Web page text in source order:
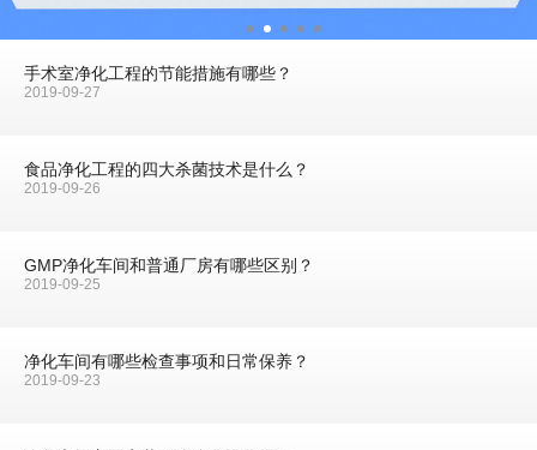
手术室净化工程的节能措施有哪些？
2019-09-27
食品净化工程的四大杀菌技术是什么？
2019-09-26
GMP净化车间和普通厂房有哪些区别？
2019-09-25
净化车间有哪些检查事项和日常保养？
2019-09-23